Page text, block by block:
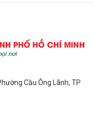
Cầu Ông Lãnh, TP